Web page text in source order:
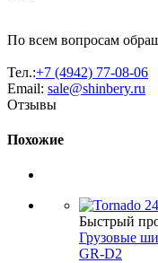
По всем вопросам
Тел.:+7 (4942) 77-08-06
Email: sale@shinbery.ru
Отзывы
Похожие
Быстрый
Грузовые
GR-D2